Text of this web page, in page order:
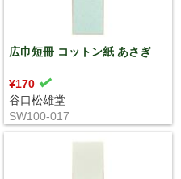
広巾短冊 コットン紙 あさぎ
¥170
谷口松雄堂
SW100-017